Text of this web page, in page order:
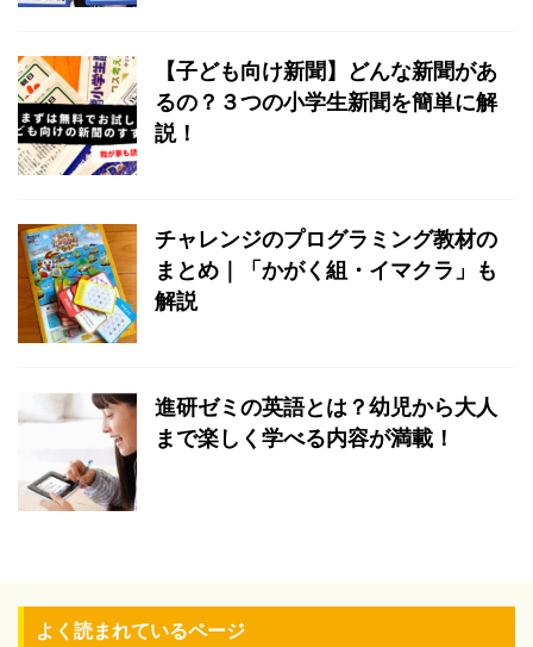
【子ども向け新聞】どんな新聞があ
るの？３つの小学生新聞を簡単に解
説！
チャレンジのプログラミング教材の
まとめ｜「かがく組・イマクラ」も
解説
進研ゼミの英語とは？幼児から大人
まで楽しく学べる内容が満載！
よく読まれているページ